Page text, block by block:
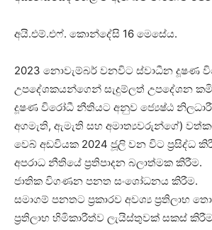
අයි.එම්.එෆ්. කොන්දේසි 16 මෙසේය.
2023 නොවැම්බර් වනවිට ස්වාධීන දූෂණ
උපදේශකයන්ගෙන් සැදුම්ලත් උපදේශන
දූෂණ විරෝධී නීතියට අනුව ජ්‍යෙෂ්ඨ
අගමැති, ඇමැති සහ අමාත්‍යවරුන්ගේ)
වෙබ් අඩවියක 2024 ජූලි වන විට ප්‍රසිද්ධ
අපරාධ නීතියේ ප්‍රතිපාදන බලාත්මක කිරීම.
ජාතික විගණන පනත සංශෝධනය කිරීම.
සමාගම් පනතට ප්‍රකාරව අවශ්‍ය ප්‍රතිලාභ
ප්‍රතිලාභ හිමිකාරීත්ව ලැයිස්තුවක් සකස්